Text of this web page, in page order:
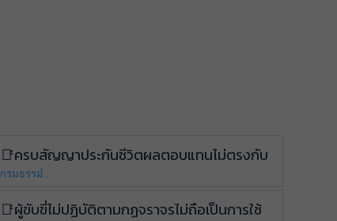
ครบสัญญาประกันชีวิตผลตอบแทนไม่ตรงกับ
กรมธรรม์...
ผู้ขับขี่ไม่ปฏิบัติตามกฏจราจรไม่ถือเป็นการใช้